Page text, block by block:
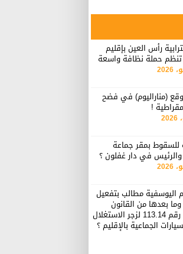
رأس العين بإقليم
تنظم حملة نظافة واسعة
(مناراليوم) في فضح
!
للسقوط بمقر جماعة
في دار غفلون ؟
اليوسفية مطالب بتفعيل
94 وما بعدها من القانون
التنظيمي رقم 113.14 لزجر الاستغلال
الجماعية بالإقليم ؟